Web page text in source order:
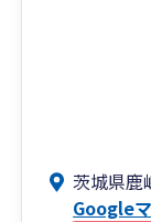
茨城県鹿
Google